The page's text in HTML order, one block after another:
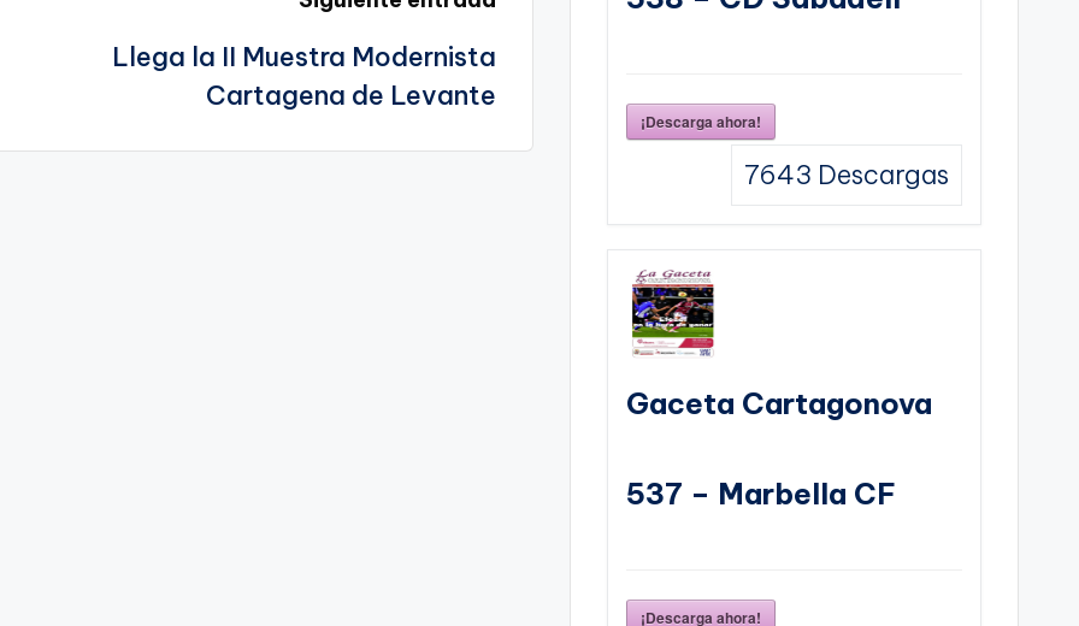
Llega la II Muestra Modernista
Cartagena de Levante
¡Descarga ahora!
7643 Descargas
Gaceta Cartagonova
537 – Marbella CF
¡Descarga ahora!